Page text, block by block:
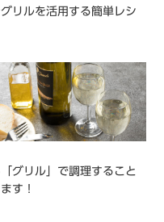
リルを活用する簡単レシ
グリル」で調理すること
す！